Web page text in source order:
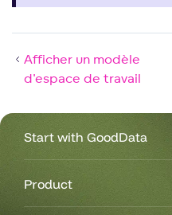
Afficher un modèle
d'espace de travail
Start with GoodData
Product